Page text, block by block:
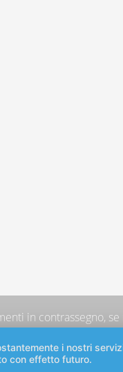
in contrassegno,
i nostri
con effetto futuro.